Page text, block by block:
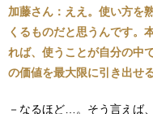
加藤さん：ええ。使い方を
くるものだと思うんです。
れば、使うことが自分の中
の価値を最大限に引き出せ
－なるほど…。そう言えば